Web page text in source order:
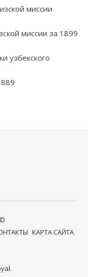
миссии
миссии за 1899
узбекского
КАРТА САЙТА
.